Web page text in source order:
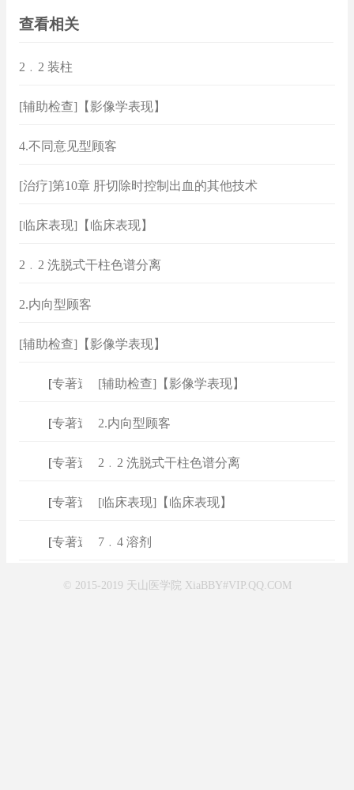
查看相关
2﹒2 装柱
[辅助检查]【影像学表现】
4.不同意见型顾客
[治疗]第10章 肝切除时控制出血的其他技术
[临床表现]【临床表现】
2﹒2 洗脱式干柱色谱分离
2.内向型顾客
[辅助检查]【影像学表现】
专著速查 ]
[辅助检查]【影像学表现】
专著速查 ]
2.内向型顾客
专著速查 ]
2﹒2 洗脱式干柱色谱分离
专著速查 ][临床表现]【临床表现】
专著速查 ]
7﹒4 溶剂
© 2015-2019 天山医学院 XiaBBY#VIP.QQ.COM